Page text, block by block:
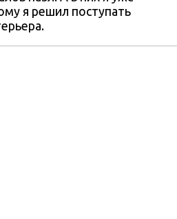
я решил поступать